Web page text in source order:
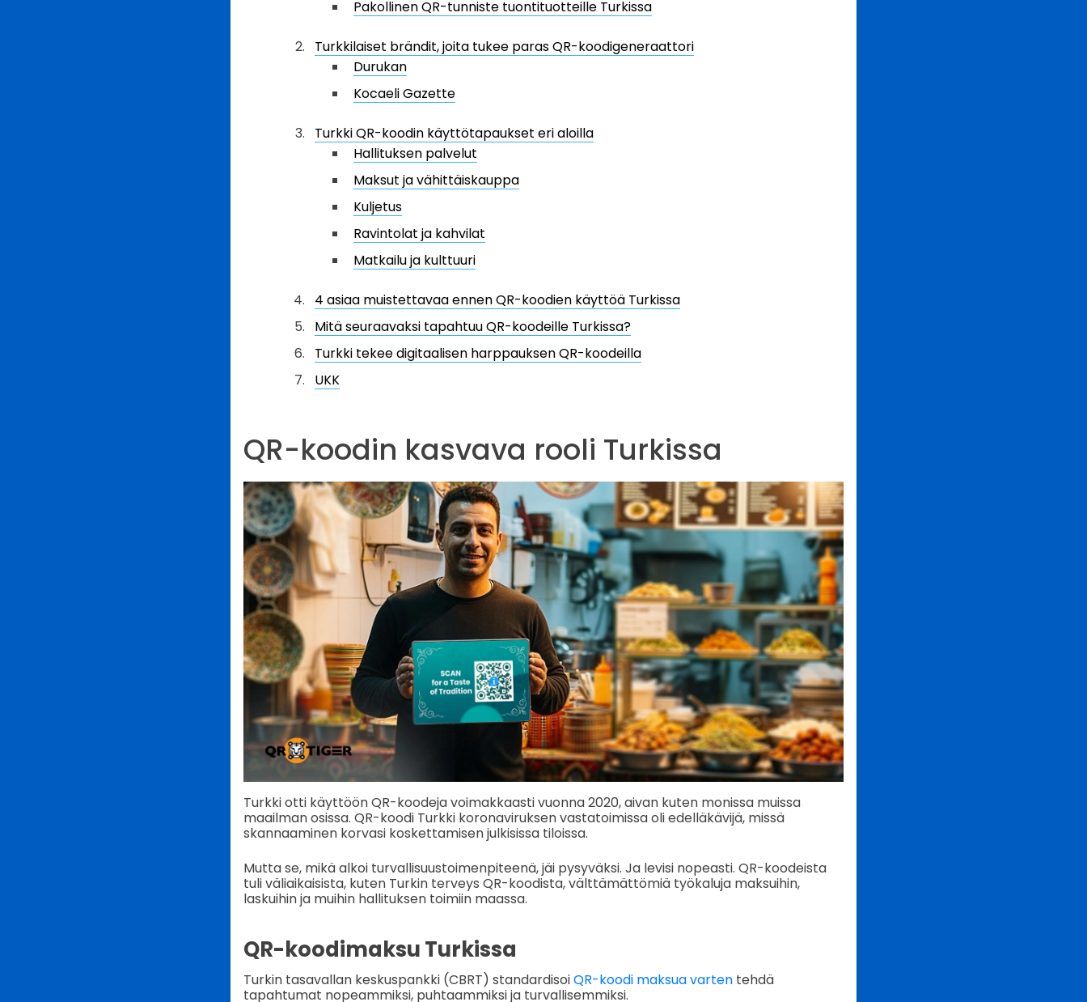
Pakollinen QR-tunniste tuontituotteille Turkissa
Turkkilaiset brändit, joita tukee paras QR-koodigeneraattori
Durukan
Kocaeli Gazette
Turkki QR-koodin käyttötapaukset eri aloilla
Hallituksen palvelut
Maksut ja vähittäiskauppa
Kuljetus
Ravintolat ja kahvilat
Matkailu ja kulttuuri
4 asiaa muistettavaa ennen QR-koodien käyttöä Turkissa
Mitä seuraavaksi tapahtuu QR-koodeille Turkissa?
Turkki tekee digitaalisen harppauksen QR-koodeilla
UKK
QR-koodin kasvava rooli Turkissa
Turkki otti käyttöön QR-koodeja voimakkaasti vuonna 2020, aivan kuten monissa muissa
maailman osissa. QR-koodi Turkki koronaviruksen vastatoimissa oli edelläkävijä, missä
skannaaminen korvasi koskettamisen julkisissa tiloissa.
Mutta se, mikä alkoi turvallisuustoimenpiteenä, jäi pysyväksi. Ja levisi nopeasti. QR-koodeista
tuli väliaikaisista, kuten Turkin terveys QR-koodista, välttämättömiä työkaluja maksuihin,
laskuihin ja muihin hallituksen toimiin maassa.
QR-koodimaksu Turkissa
Turkin tasavallan keskuspankki (CBRT) standardisoiQR-koodi maksua vartentehdä
tapahtumat nopeammiksi, puhtaammiksi ja turvallisemmiksi.